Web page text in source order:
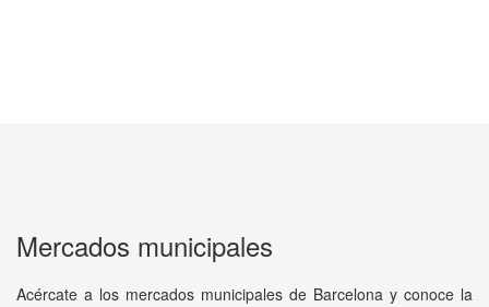
Mercados municipales
Acércate a los mercados municipales de Barcelona y conoce la